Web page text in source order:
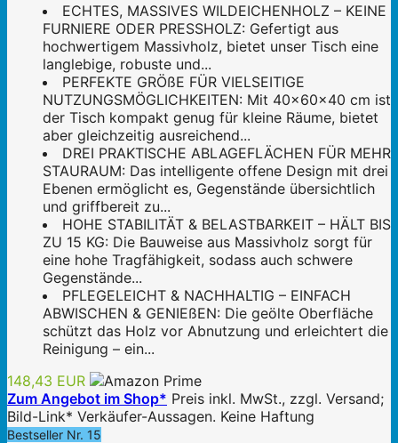
ECHTES, MASSIVES WILDEICHENHOLZ – KEINE
FURNIERE ODER PRESSHOLZ: Gefertigt aus
hochwertigem Massivholz, bietet unser Tisch eine
langlebige, robuste und...
PERFEKTE GRÖßE FÜR VIELSEITIGE
NUTZUNGSMÖGLICHKEITEN: Mit 40x60x40 cm ist
der Tisch kompakt genug für kleine Räume, bietet
aber gleichzeitig ausreichend...
DREI PRAKTISCHE ABLAGEFLÄCHEN FÜR MEHR
STAURAUM: Das intelligente offene Design mit drei
Ebenen ermöglicht es, Gegenstände übersichtlich
und griffbereit zu...
HOHE STABILITÄT & BELASTBARKEIT – HÄLT BIS
ZU 15 KG: Die Bauweise aus Massivholz sorgt für
eine hohe Tragfähigkeit, sodass auch schwere
Gegenstände...
PFLEGELEICHT & NACHHALTIG – EINFACH
ABWISCHEN & GENIEßEN: Die geölte Oberfläche
schützt das Holz vor Abnutzung und erleichtert die
Reinigung – ein...
148,43 EUR
Zum Angebot im Shop* Preis inkl. MwSt., zzgl. Versand;
Bild-Link* Verkäufer-Aussagen. Keine Haftung
Bestseller Nr. 15